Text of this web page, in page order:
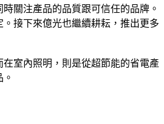
關注產品的品質跟可信任的品牌。
接下來億光也繼續耕耘，推出更多
室內照明，則是從超節能的省電產